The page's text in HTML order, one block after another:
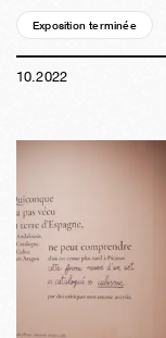
Exposition terminée
10.2022